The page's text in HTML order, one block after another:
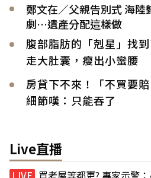
鄭文在／父親告別式 海
劇…遺產分配這樣做
腹部脂肪的「剋星」找
走大肚囊，瘦出小蠻腰
房貸下不來！「不買要
細節嘆：只能吞了
Live直播
買老屋等都更? 專家示警：